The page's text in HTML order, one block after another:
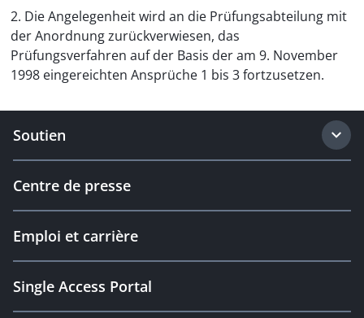
2. Die Angelegenheit wird an die Prüfungsabteilung mit
der Anordnung zurückverwiesen, das
Prüfungsverfahren auf der Basis der am 9. November
1998 eingereichten Ansprüche 1 bis 3 fortzusetzen.
Soutien
Centre de presse
Emploi et carrière
Single Access Portal